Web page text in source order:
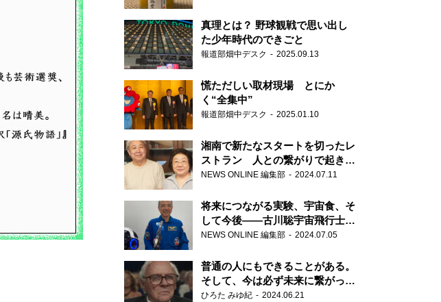
真理とは？ 野球観戦で思い出し
た少年時代のできごと
報道部畑中デスク 2025.09.13
慌ただしい取材現場 とにか
く“全集中”
報道部畑中デスク 2025.01.10
湘南で新たなスタートを切ったレ
ストラン 人との繋がりで起きた
奇跡
NEWS ONLINE 編集部 2024.07.11
将来につながる実験、宇宙食、そ
して今後――古川聡宇宙飛行士単
独インタビュー
NEWS ONLINE 編集部 2024.07.05
普通の人にもできることがある。
そして、今は必ず未来に繋がって
いく……『ONE LIFE 奇跡が繋い
ひろた みゆ紀 2024.06.21